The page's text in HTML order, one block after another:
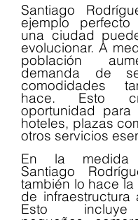
Santiago
ejemplo
una ciudad
evolucionar. A
población
demanda de
comodidades
hace. Esto
oportunidad para
hoteles, plazas
otros servicios
En la
Santiago
también lo hace
de infraestructura
Esto